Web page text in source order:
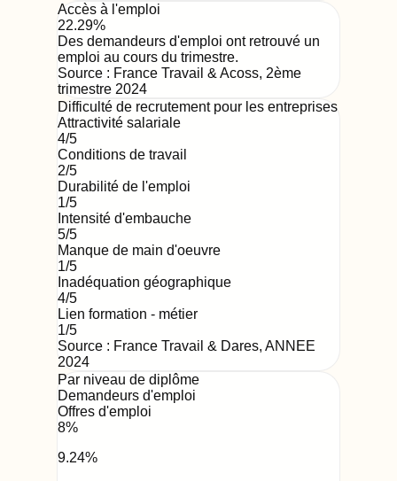
Accès à l'emploi
22.29%
Des demandeurs d'emploi ont retrouvé un
emploi au cours du trimestre.
Source : France Travail & Acoss, 2ème
trimestre 2024
Difficulté de recrutement pour les entreprises
Attractivité salariale
4/5
Conditions de travail
2/5
Durabilité de l'emploi
1/5
Intensité d'embauche
5/5
Manque de main d'oeuvre
1/5
Inadéquation géographique
4/5
Lien formation - métier
1/5
Source : France Travail & Dares, ANNEE
2024
Par niveau de diplôme
Demandeurs d'emploi
Offres d'emploi
8%
9.24%